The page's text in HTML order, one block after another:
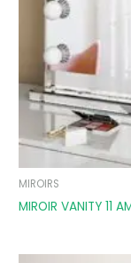
MIROIRS
MIROIR VANITY 11